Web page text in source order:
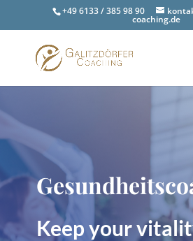
+49 6133 / 385 98 90
coaching.de
Keep your